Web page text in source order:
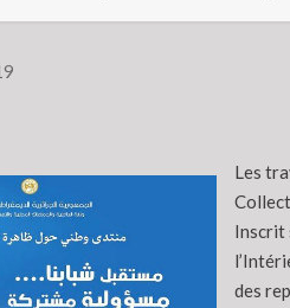
Les
Inscrit
des